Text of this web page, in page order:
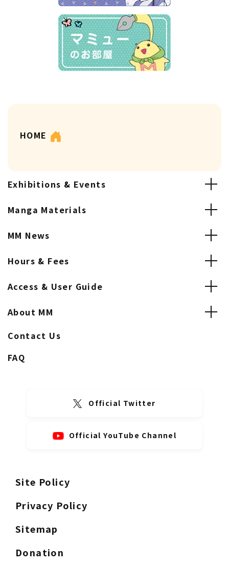
HOME
Exhibitions & Events
Manga Materials
MM News
Hours & Fees
Access & User Guide
About MM
Contact Us
FAQ
Official Twitter
Official YouTube Channel
Site Policy
Privacy Policy
Sitemap
Donation